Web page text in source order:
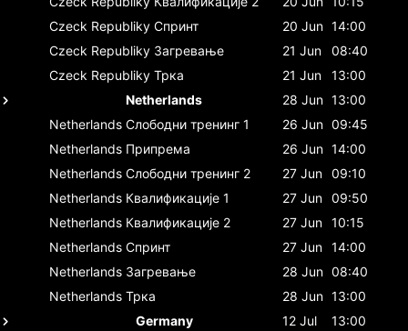
Czeck Republiky Спринт 20 Jun 14:00
Czeck Republiky Загревање 21 Jun
08:40
Czeck Republiky Трка 21 Jun
13:00
Netherlands
28 Jun 13:00
Netherlands Слободни тренинг 1 26 Jun 09:45
Netherlands Припрема 26 Jun 14:00
Netherlands Слободни тренинг 2 27 Jun 09:10
Netherlands Квалификације 1 27 Jun 09:50
Netherlands Квалификације 2 27 Jun 10:15
Netherlands Спринт 27 Jun 14:00
Netherlands Загревање 28 Jun 08:40
Netherlands Трка 28 Jun 13:00
Germany
12 Jul
13:00